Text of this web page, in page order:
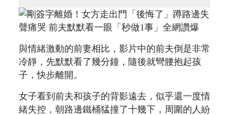
與情緒激動的前妻相比，影片中的前夫倒是非常
冷靜，先默默看了幾分鐘，隨後就彎腰抱起孩
子，快步離開。
女子看到前夫和孩子的背影遠去，似乎還一度情
緒失控，朝路邊鐵桶猛撞了十幾下，周圍的人紛